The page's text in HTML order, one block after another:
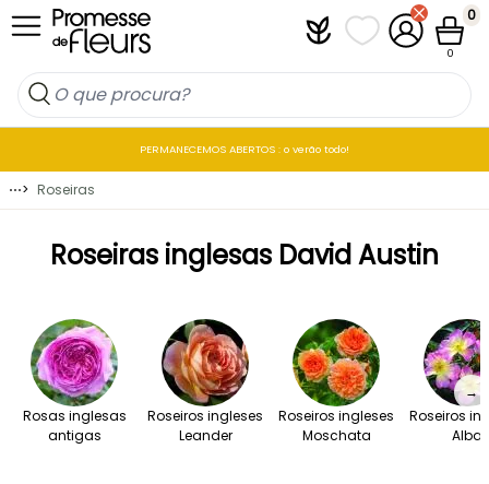
Ir para o Conteúdo PlantfitAs minhas listas
A minha
0
0
PERMANECEMOS ABERTOS : o verão todo!
⋯> Roseiras
Roseiras inglesas David Austin
Rosas inglesas
antigas
Roseiros ingleses
Leander
Roseiros ingleses
Moschata
Roseiros
Alba
→